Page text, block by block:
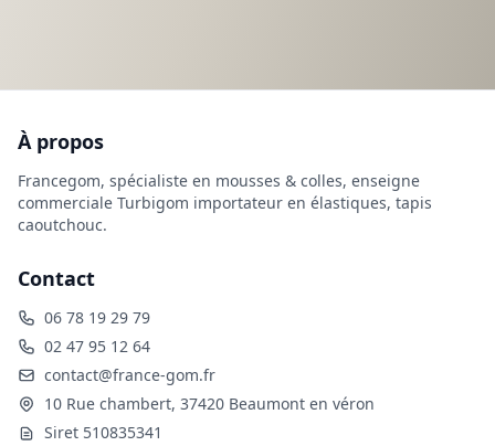
À propos
Francegom, spécialiste en mousses & colles, enseigne
commerciale Turbigom importateur en élastiques, tapis
caoutchouc.
Contact
06 78 19 29 79
02 47 95 12 64
contact@france-gom.fr
10 Rue chambert, 37420 Beaumont en véron
Siret 510835341